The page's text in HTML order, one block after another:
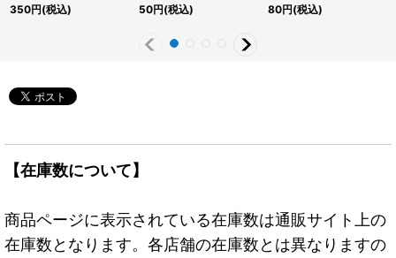
ュリーシークレット】
{QCCP-JP197}《魔
350円(税込) 50円(税込) 《魔法》
80円(税込)
【在庫数について】
商品ページに表示されている在庫数は通販サイト上の
在庫数となります。各店舗の在庫数とは異なりますの